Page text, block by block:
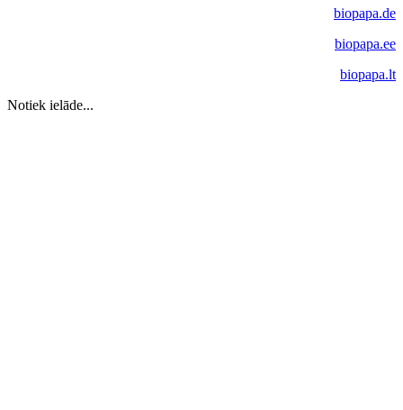
biopapa.de
biopapa.ee
biopapa.lt
Notiek ielāde...